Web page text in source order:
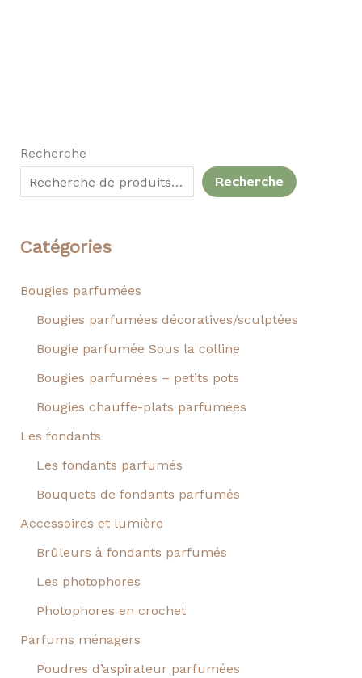
Recherche
Recherche
Catégories
Bougies parfumées
Bougies parfumées décoratives/sculptées
Bougie parfumée Sous la colline
Bougies parfumées – petits pots
Bougies chauffe-plats parfumées
Les fondants
Les fondants parfumés
Bouquets de fondants parfumés
Accessoires et lumière
Brûleurs à fondants parfumés
Les photophores
Photophores en crochet
Parfums ménagers
Poudres d’aspirateur parfumées